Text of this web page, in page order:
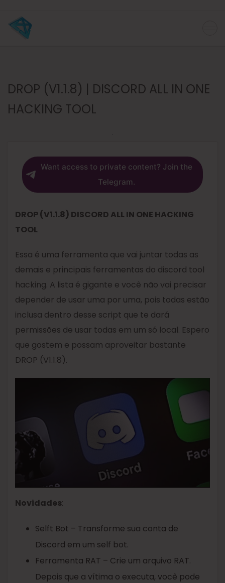
DROP (V1.1.8) | DISCORD ALL IN ONE
HACKING TOOL
Want access to private content? Join the
Telegram.
DROP (V1.1.8) DISCORD ALL IN ONE HACKING
TOOL
Essa é uma ferramenta que vai juntar todas as
demais e principais ferramentas do discord tool
hacking. A lista é gigante e você não vai precisar
depender de usar uma por uma, pois todas estão
inclusa dentro desse script que te dará
permissões de usar todas em um só local. Espero
que gostem e possam aproveitar bastante
DROP (V1.1.8).
Novidades:
Selft Bot – Transforme sua conta de
Discord em um self bot.
Ferramenta RAT – Crie um arquivo RAT.
Depois que a vítima o executa, você pode